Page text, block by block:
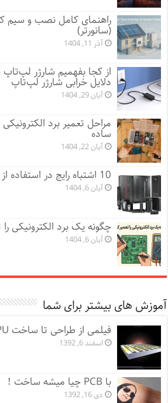
راهنمای کامل نصب و سیم
(سانورتر)
آذر 11, 1404
از کجا بفهمیم شارژر
دلایل خرابی شارژر لپ‌تاپ
آبان 29, 1404
مراحل تعمیر برد
ساده
آبان 22, 1404
10 اشتباه رایج در استفاده از UPS و استابلایزر
آبان 6, 1404
چگونه یک برد الکترونیکی
آبان 6, 1404
آموزش های بیشتر برای شما
فیلمی از طراحی تا ساخت CPU
اسفند 6, 1392
با PCB چیا میشه ساخت !
دی 16, 1392